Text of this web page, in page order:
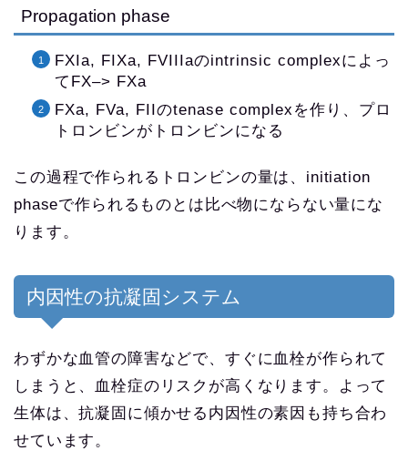
Propagation phase
FXIa, FIXa, FVIIIaのintrinsic complexによっ
てFX–> FXa
FXa, FVa, FIIのtenase complexを作り、プロ
トロンビンがトロンビンになる
この過程で作られるトロンビンの量は、initiation
phaseで作られるものとは比べ物にならない量にな
ります。
内因性の抗凝固システム
わずかな血管の障害などで、すぐに血栓が作られて
しまうと、血栓症のリスクが高くなります。よって
生体は、抗凝固に傾かせる内因性の素因も持ち合わ
せています。